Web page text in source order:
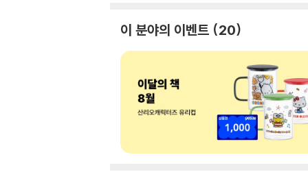
이 분야의 이벤트 20